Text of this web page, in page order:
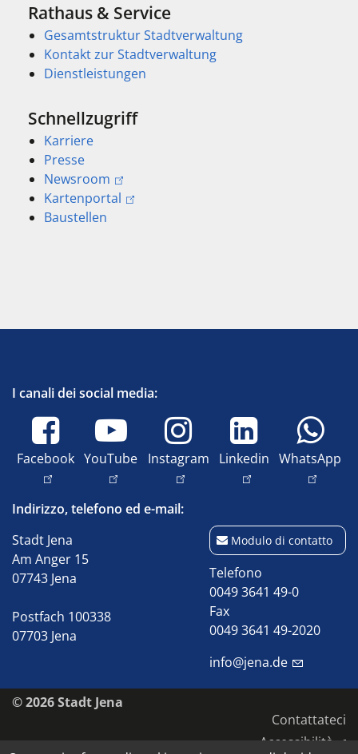
Rathaus & Service
Gesamtstruktur Stadtverwaltung
Kontakt zur Stadtverwaltung
Dienstleistungen
Schnellzugriff
Karriere
Presse
Newsroom
Kartenportal
Baustellen
I canali dei social media:
Facebook YouTube Instagram Linkedin WhatsApp
Indirizzo, telefono ed e-mail:
Stadt Jena
Am Anger 15
07743 Jena
Postfach 100338
07703 Jena
Modulo di contatto
Telefono
0049 3641 49-0
Fax
0049 3641 49-2020
info@jena.de
© 2026 Stadt Jena
Contattateci
Accessibilità